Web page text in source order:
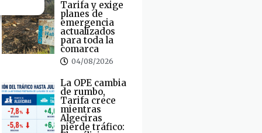
Tarifa y exige
planes de
emergencia
actualizados
para toda la
comarca
04/08/2026
La OPE cambia
de rumbo,
Tarifa crece
mientras
Algeciras
pierde tráfico: